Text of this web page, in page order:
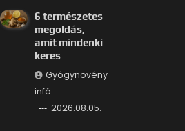
6 természetes
megoldás,
amit mindenki
keres
Gyógynövény
infó
2026.08.05.